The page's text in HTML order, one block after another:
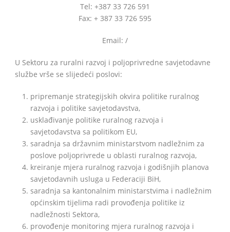
BiH
Tel: +387 33 726 591
Fax: + 387 33 726 595
Email: /
U Sektoru za ruralni razvoj i poljoprivredne savjetodavne
službe vrše se slijedeći poslovi:
pripremanje strategijskih okvira politike ruralnog
razvoja i politike savjetodavstva,
usklađivanje politike ruralnog razvoja i
savjetodavstva sa politikom EU,
saradnja sa državnim ministarstvom nadležnim za
poslove poljoprivrede u oblasti ruralnog razvoja,
kreiranje mjera ruralnog razvoja i godišnjih planova
savjetodavnih usluga u Federaciji BiH,
saradnja sa kantonalnim ministarstvima i nadležnim
općinskim tijelima radi provođenja politike iz
nadležnosti Sektora,
provođenje monitoring mjera ruralnog razvoja i